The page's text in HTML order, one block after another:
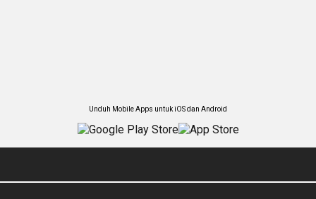
Unduh Mobile Apps untuk iOS dan Android